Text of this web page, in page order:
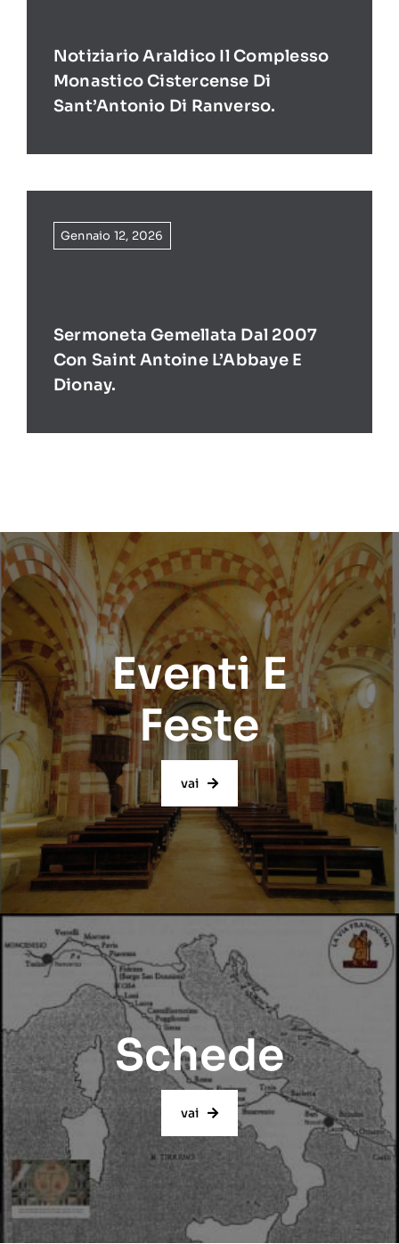
Notiziario Araldico Il Complesso
Monastico Cistercense Di
Sant’Antonio Di Ranverso.
Gennaio 12, 2026
Sermoneta Gemellata Dal 2007
Con Saint Antoine L’Abbaye E
Dionay.
Eventi E
Feste
vai
Schede
vai